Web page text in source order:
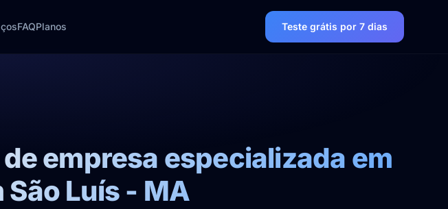
FAQPlanos Teste grátis por 7 dias
empresa especializada em
Luís - MA